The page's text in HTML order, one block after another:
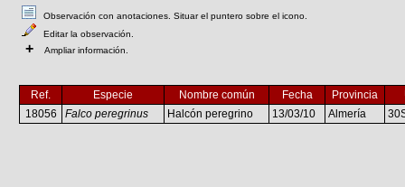
Observación con anotaciones. Situar el puntero sobre el icono.
Editar la observación.
+ Ampliar información.
Ref. Especie Nombre común Fecha Provincia
18056
Falco peregrinus Halcón peregrino 13/03/10 Almería